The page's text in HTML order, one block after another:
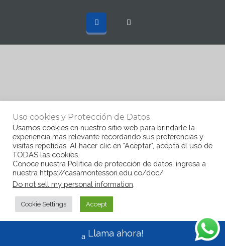
Uso cookies y Protección de Datos
Usamos cookies en nuestro sitio web para brindarle la
experiencia más relevante recordando sus preferencias y
visitas repetidas. Al hacer clic en "Aceptar", acepta el uso de
TODAS las cookies.
Conoce nuestra Politica de protección de datos, ingresa a
nuestra https://casamontessori.edu.co/doc/
Do not sell my personal information
Cookie Settings Accept
Llama ahora!